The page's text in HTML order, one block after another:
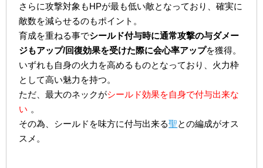
さらに攻撃対象もHPが最も低い敵となっており、確実に
敵数を減らせるのもポイント。
育成を重ねる事でシールド付与時に通常攻撃の与ダメー
ジもアップ/回復効果を受けた際に会心率アップを獲得。
いずれも自身の火力を高めるものとなっており、火力枠
として高い魅力を持つ。
ただ、最大のネックがシールド効果を自身で付与出来な
い 。
その為、シールドを味方に付与出来る聖との編成がオス
スメ。